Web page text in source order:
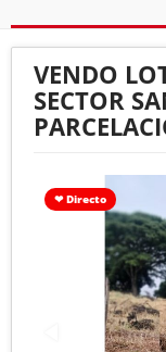
VENDO
SECTOR
❤ Directo